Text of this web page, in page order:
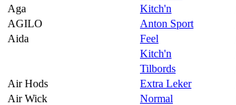
Aga
Kitch'n
AGILO
Anton Sport
Aida
Feel
Kitch'n
Tilbords
Air Hods
Extra Leker
Air Wick
Normal